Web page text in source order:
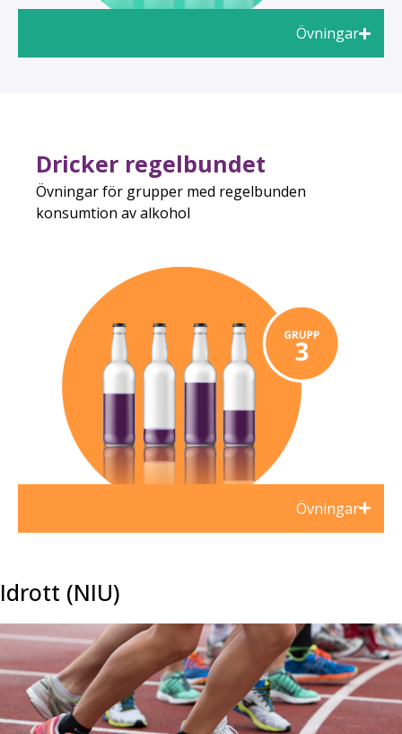
Övningar
Dricker regelbundet
Övningar för grupper med regelbunden
konsumtion av alkohol
Övningar
Idrott (NIU)